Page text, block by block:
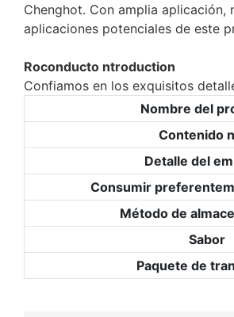
Chenghot. Con amplia
aplicaciones potenciales de este
Roconducto ntroduction
Confiamos en los exquisitos
Nombre del
Contenido
Detalle del
Consumir
Método de
Sabor
Paquete de